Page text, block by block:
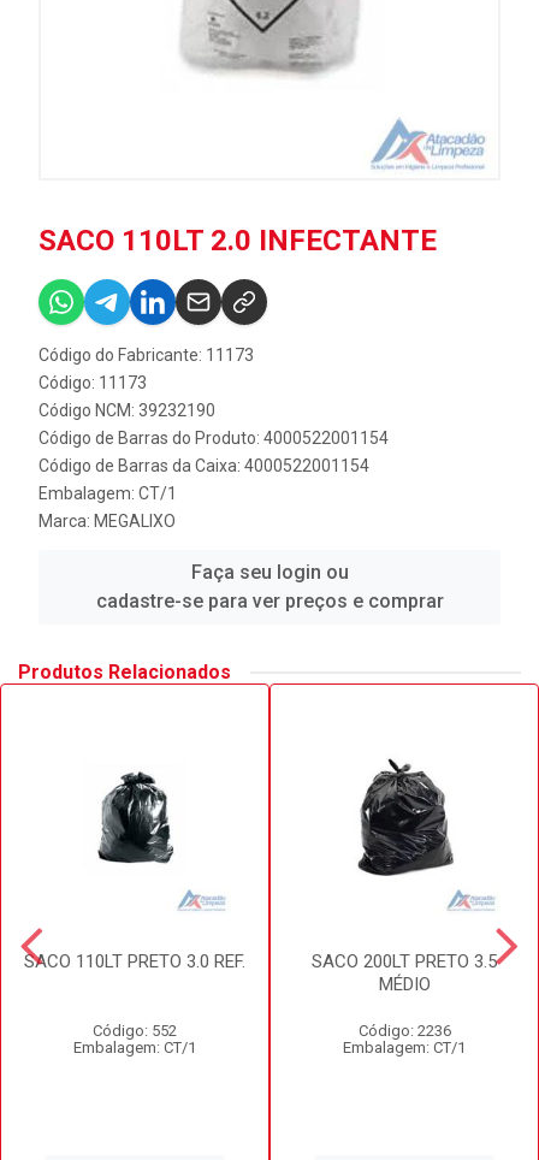
SACO 110LT 2.0 INFECTANTE
Código do Fabricante: 11173
Código: 11173
Código NCM: 39232190
Código de Barras do Produto: 4000522001154
Código de Barras da Caixa: 4000522001154
Embalagem: CT/1
Marca: MEGALIXO
Faça seu login ou
cadastre-se para ver preços e comprar
Produtos Relacionados
SACO 110LT PRETO 3.0 REF.
Código: 552
Embalagem: CT/1
SACO 200LT PRETO 3.5
MÉDIO
Código: 2236
Embalagem: CT/1